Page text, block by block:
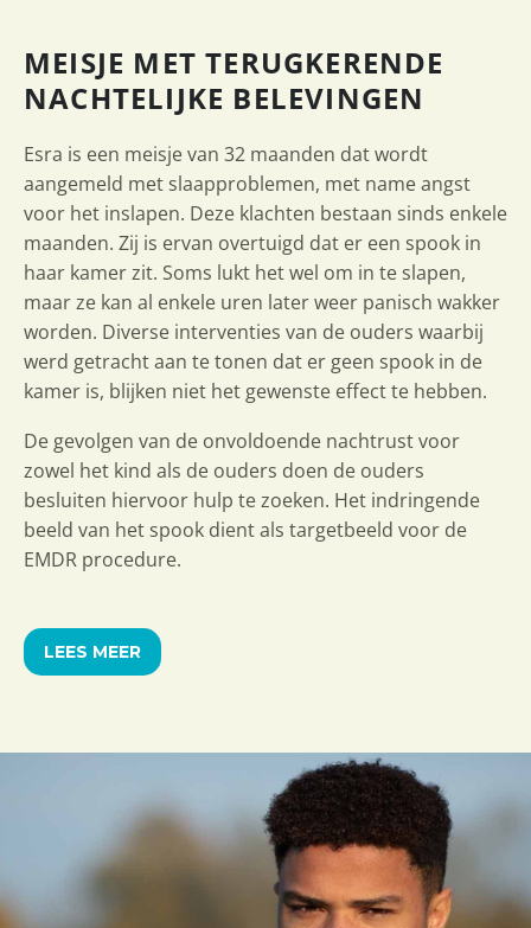
MEISJE MET TERUGKERENDE
NACHTELIJKE BELEVINGEN
Esra is een meisje van 32 maanden dat wordt
aangemeld met slaapproblemen, met name angst
voor het inslapen. Deze klachten bestaan sinds enkele
maanden. Zij is ervan overtuigd dat er een spook in
haar kamer zit. Soms lukt het wel om in te slapen,
maar ze kan al enkele uren later weer panisch wakker
worden. Diverse interventies van de ouders waarbij
werd getracht aan te tonen dat er geen spook in de
kamer is, blijken niet het gewenste effect te hebben.
De gevolgen van de onvoldoende nachtrust voor
zowel het kind als de ouders doen de ouders
besluiten hiervoor hulp te zoeken. Het indringende
beeld van het spook dient als targetbeeld voor de
EMDR procedure.
LEES MEER